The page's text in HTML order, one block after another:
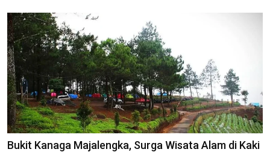
Bukit Kanaga Majalengka, Surga Wisata Alam di Kaki